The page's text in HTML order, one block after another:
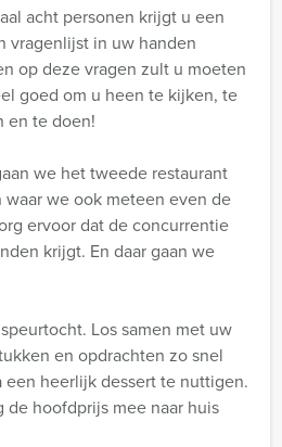
acht personen krijgt u een
vragenlijst in uw handen
op deze vragen zult u moeten
goed om u heen te kijken, te
en te doen!
we het tweede restaurant
we ook meteen even de
ervoor dat de concurrentie
krijgt. En daar gaan we
Los samen met uw
en opdrachten zo snel
een heerlijk dessert te nuttigen.
de hoofdprijs mee naar huis